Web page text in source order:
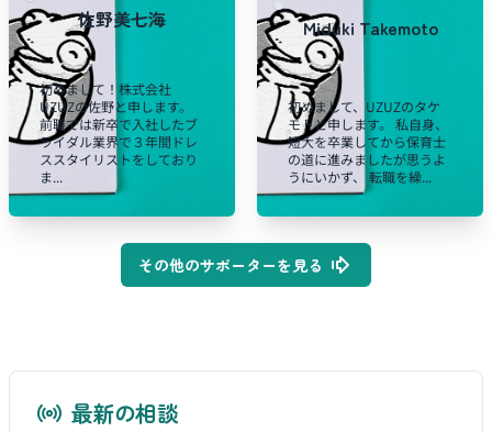
佐野美七海
初めまして！株式会社
UZUZの佐野と申します。
前職では新卒で入社したブ
ライダル業界で３年間ドレ
ススタイリストをしており
ま...
Miduki Takemoto
初めまして、UZUZのタケ
モトと申します。 私自身、
短大を卒業してから保育士
の道に進みましたが思うよ
うにいかず、 転職を繰...
その他のサポーターを見る
最新の相談